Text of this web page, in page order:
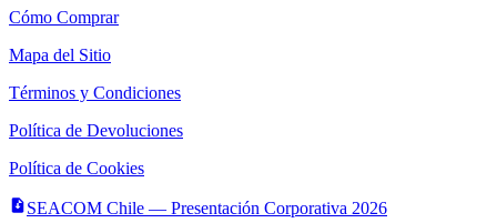
Cómo Comprar
Mapa del Sitio
Términos y Condiciones
Política de Devoluciones
Política de Cookies
SEACOM Chile — Presentación Corporativa 2026